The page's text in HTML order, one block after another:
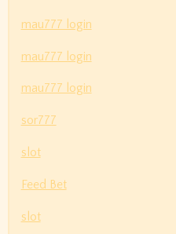
mau777 login
mau777 login
mau777 login
sor777
slot
Feed Bet
slot